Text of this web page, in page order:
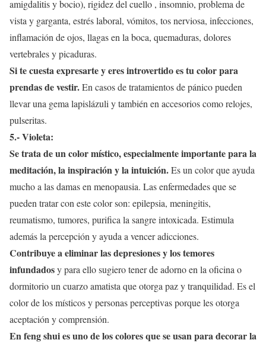
amigdalitis y bocio), rigidez del cuello , insomnio, problema de
vista y garganta, estrés laboral, vómitos, tos nerviosa, infecciones,
inflamación de ojos, llagas en la boca, quemaduras, dolores
vertebrales y picaduras.
Si te cuesta expresarte y eres introvertido es tu color para
prendas de vestir.En casos de tratamientos de pánico pueden
llevar una gema lapislázuli y también en accesorios como relojes,
pulseritas.
5.- Violeta:
Se trata de un color místico, especialmente importante para la
meditación, la inspiración y la intuición.Es un color que ayuda
mucho a las damas en menopausia. Las enfermedades que se
pueden tratar con este color son: epilepsia, meningitis,
reumatismo, tumores, purifica la sangre intoxicada. Estimula
además la percepción y ayuda a vencer adicciones.
Contribuye a eliminar las depresiones y los temores
infundadosy para ello sugiero tener de adorno en la oficina o
dormitorio un cuarzo amatista que otorga paz y tranquilidad. Es el
color de los místicos y personas perceptivas porque les otorga
aceptación y comprensión.
En feng shui es uno de los colores que se usan para decorar la